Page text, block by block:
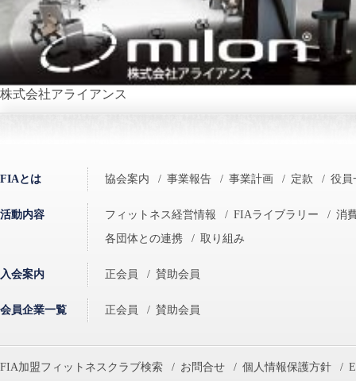
株式会社アライアンス
FIAとは 協会案内 / 事業報告 / 事業計画 / 定款 / 役員
活動内容 フィットネス経営情報 / FIAライブラリー / 消
各団体との連携
/ 取り組み
入会案内 正会員 / 賛助会員
会員企業一覧 正会員 / 賛助会員
FIA加盟フィットネスクラブ検索 / お問合せ / 個人情報保護方針 /